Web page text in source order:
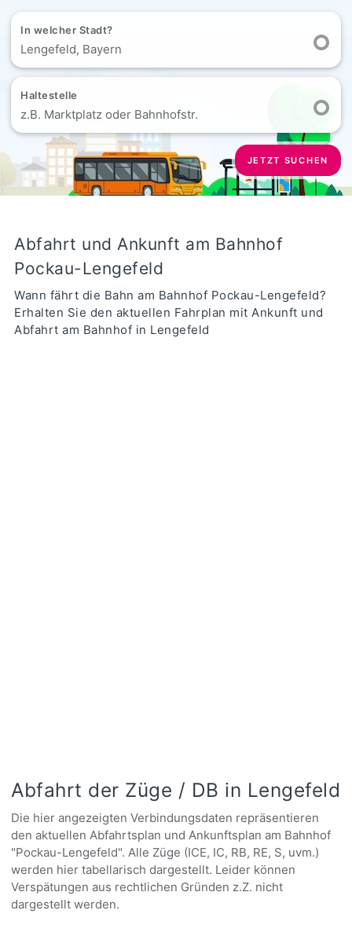
In welcher Stadt?
Lengefeld, Bayern
Haltestelle
z.B. Marktplatz oder Bahnhofstr.
JETZT SUCHEN
Abfahrt und Ankunft am Bahnhof
Pockau-Lengefeld
Wann fährt die Bahn am Bahnhof Pockau-Lengefeld?
Erhalten Sie den aktuellen Fahrplan mit Ankunft und
Abfahrt am Bahnhof in Lengefeld
Abfahrt der Züge / DB in Lengefeld
Die hier angezeigten Verbindungsdaten repräsentieren
den aktuellen Abfahrtsplan und Ankunftsplan am Bahnhof
"Pockau-Lengefeld". Alle Züge (ICE, IC, RB, RE, S, uvm.)
werden hier tabellarisch dargestellt. Leider können
Verspätungen aus rechtlichen Gründen z.Z. nicht
dargestellt werden.